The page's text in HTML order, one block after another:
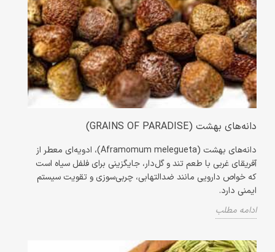
دانه‌های بهشت (GRAINS OF PARADISE)
دانه‌های بهشت (Aframomum melegueta)، ادویه‌ای معطر از
آفریقای غربی با طعم تند و گل‌دار، جایگزینی برای فلفل سیاه است
که خواص دارویی مانند ضدالتهابی، چربی‌سوزی و تقویت سیستم
ایمنی دارد.
ادامه مطلب